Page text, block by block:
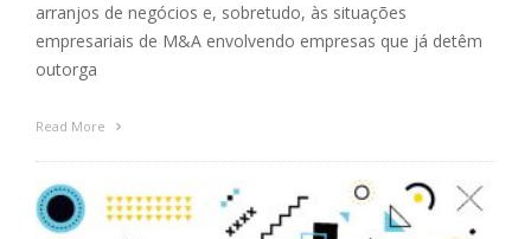
arranjos de negócios e, sobretudo, às situações
empresariais de M&A envolvendo empresas que já detêm
outorga
Read More